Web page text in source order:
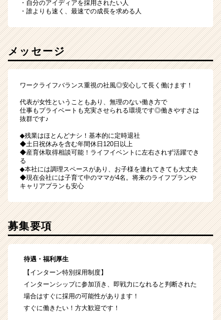
・自分のアイディアを採用されたい人
・誰よりも速く、最速での成長を求める人
メッセージ
ワークライフバランス重視の社風◎安心して長く働けます！
代表が女性ということもあり、無理のない働き方で
仕事もプライベートも充実させられる環境です◎働きやすさは
抜群です♪
◆残業はほとんどナシ！基本的に定時退社
◆土日祝休みを含む年間休日120日以上
◆産育休取得相談可能！ライフイベントに左右されず活躍でき
る
◆本社には調理スペースがあり、お子様を連れてきても大丈夫
◆現在会社には子育て中のママが4名。将来のライフプランや
キャリアプランも安心
募集要項
待遇・福利厚生
【インターン特別採用制度】
インターンシップに参加頂き、即戦力になれると判断された
場合はすぐに採用の可能性があります！
すぐに働きたい！方大歓迎です！